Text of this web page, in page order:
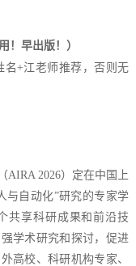
！早出版！）
名+江老师推荐，否则无
（AIRA 2026）定在中国
上
与自动化”研究的专家学
共享科研成果和前沿技
学术研究和探讨，促进
高校、科研机构专家、